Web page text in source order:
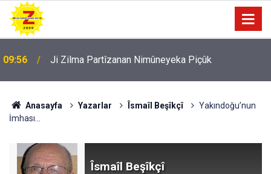
09:56 Ji Zilma Partîzanan Nimûneyeka Piçûk
Anasayfa Yazarlar Îsmaîl Beşîkçî
Yakındoğu’nun
İmhası...
Îsmaîl Beşîkçî